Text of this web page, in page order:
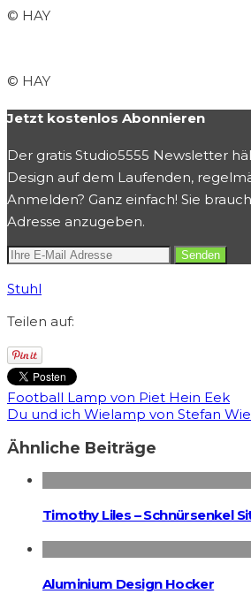
© HAY
© HAY
Jetzt kostenlos Abonnieren
Der gratis Studio5555 Newsletter
Design auf dem Laufenden,
Anmelden? Ganz einfach! Sie
Adresse anzugeben.
Stuhl
Teilen auf:
Football Lamp von Piet Hein Eek
Du und ich Wielamp von Stefan
Ähnliche Beiträge
Timothy Liles – Schnürsenkel
Aluminium Design Hocker